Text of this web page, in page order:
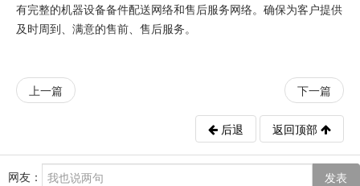
有完整的机器设备备件配送网络和售后服务网络。确保为客户提供
及时周到、满意的售前、售后服务。
上一篇 下一篇
后退 返回顶部
网友： 发表